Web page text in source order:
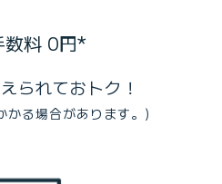
数料 0円*
られておトク！
かる場合があります。)